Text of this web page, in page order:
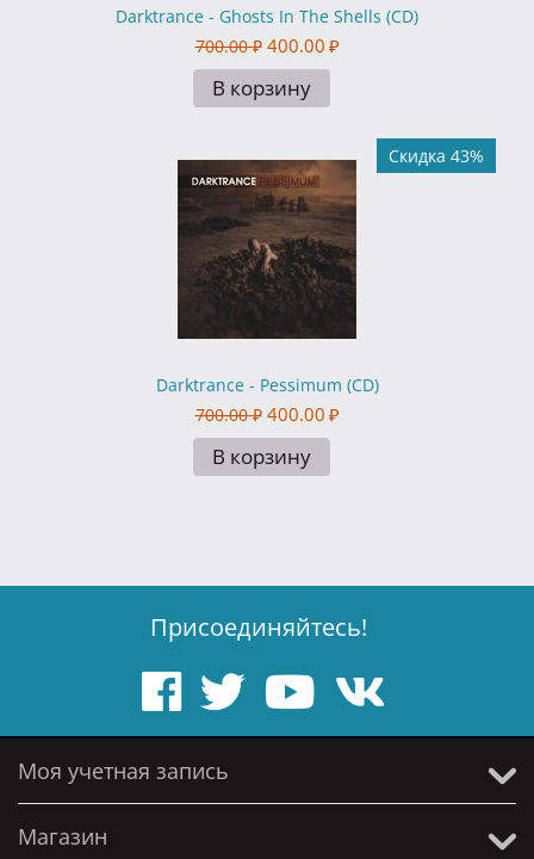
Darktrance - Ghosts In The Shells (CD)
700.00 ₽ 400.00 ₽
В корзину
Скидка 43%
Darktrance - Pessimum (CD)
700.00 ₽ 400.00 ₽
В корзину
Присоединяйтесь!
Моя учетная запись
Магазин